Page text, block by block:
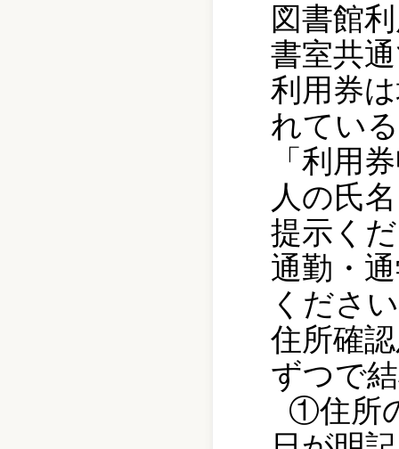
図書館
書室共
利用券
れてい
「利用
人の氏
提示く
通勤・
くださ
住所確
ずつで
①住所